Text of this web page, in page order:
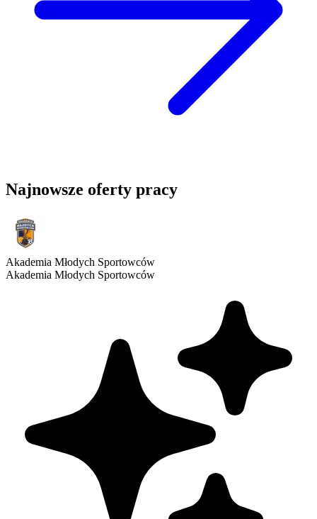
Najnowsze oferty pracy
Akademia Młodych Sportowców
Akademia Młodych Sportowców